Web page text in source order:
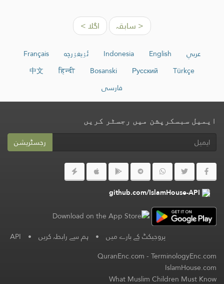
< سابقہ اگلا >
عربي English
Indonesia ئۇيغۇرچە
Français
Türkçe
Русский
Bosanski
हिन्दी
中文
فارسی
ایمیل سبسکرپشن میں رجسٹر کریں
رجسٹریشن
github.com/IslamHouse-API
پروجیکٹ کے بارے میں • ہم سے رابطہ کریں •
API
QuranEnc.com-TerminologyEnc.com
IslamHouse.com
What Muslim Children Must Know